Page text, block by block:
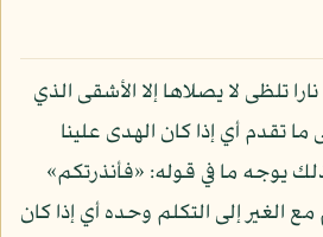
تلظى لا يصلاها إلا الأشقى الذي
تقدم أي إذا كان الهدى علينا
يوجه ما في قوله: «فأنذرتكم»
الغير إلى التكلم وحده أي إذا كان